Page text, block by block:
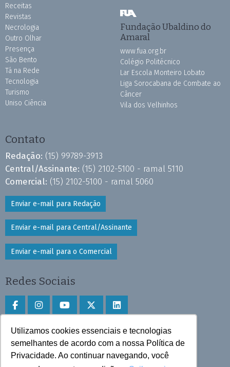
Utilizamos cookies essenciais e tecnologias
semelhantes de acordo com a nossa Política de
Privacidade. Ao continuar navegando, você
Receitas
Revistas
Necrologia
Outro Olhar
Presença
São Bento
Tá na Rede
Tecnologia
Turismo
Uniso Ciência
Fundação Ubaldino do
Amaral
www.fua.org.br
Colégio Politécnico
Lar Escola Monteiro Lobato
Liga Sorocabana de Combate ao
Câncer
Vila dos Velhinhos
Contato
Redação: (15) 99789-3913
Central/Assinante: (15) 2102-5100 - ramal 5110
Comercial: (15) 2102-5100 - ramal 5060
Enviar e-mail para Redação
Enviar e-mail para Central/Assinante
Enviar e-mail para o Comercial
Redes Sociais
Faça download do aplicativo
Play Store e App Store